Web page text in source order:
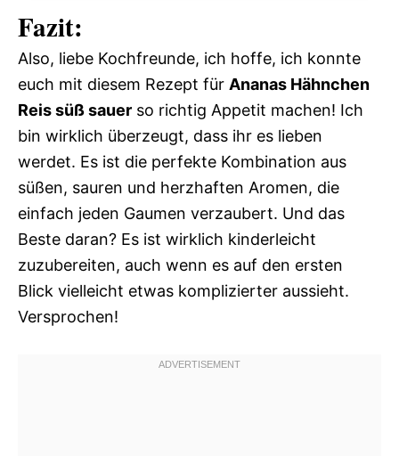
Fazit:
Also, liebe Kochfreunde, ich hoffe, ich konnte
euch mit diesem Rezept für Ananas Hähnchen
Reis süß sauer so richtig Appetit machen! Ich
bin wirklich überzeugt, dass ihr es lieben
werdet. Es ist die perfekte Kombination aus
süßen, sauren und herzhaften Aromen, die
einfach jeden Gaumen verzaubert. Und das
Beste daran? Es ist wirklich kinderleicht
zuzubereiten, auch wenn es auf den ersten
Blick vielleicht etwas komplizierter aussieht.
Versprochen!